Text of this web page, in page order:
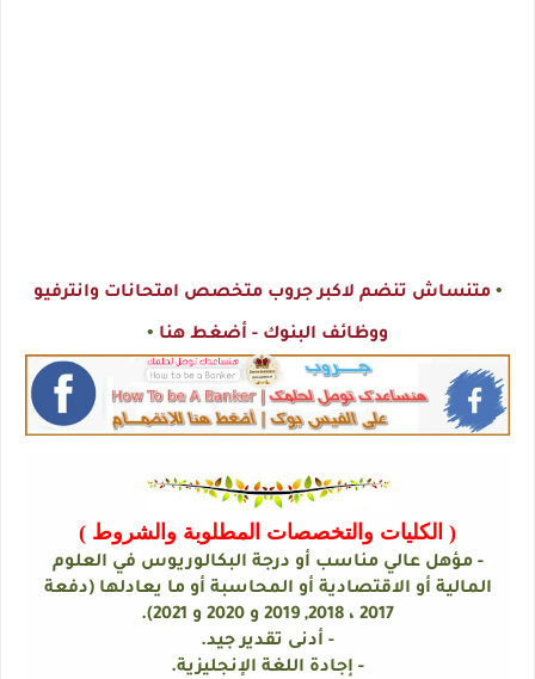
•متنساش تنضم لاكبر جروب متخصص امتحانات وانترفيو
ووظائف البنوك - أضغط هنا •
( الكليات والتخصصات المطلوبة والشروط )
- مؤهل عالي مناسب أو درجة البكالوريوس في العلوم
المالية أو الاقتصادية أو المحاسبة أو ما يعادلها (دفعة
2017 ، 2018, 2019 و 2020 و 2021).
- أدنى تقدير جيد.
- إجادة اللغة الإنجليزية.